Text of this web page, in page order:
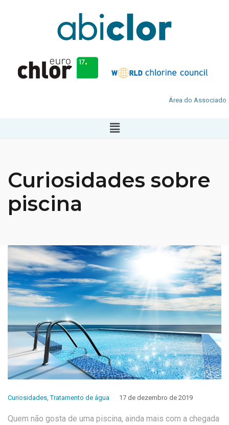
Área do Associado
Curiosidades sobre
piscina
Curiosidades ,Tratamento de água 17 de dezembro de 2019
Quem não gosta de uma piscina, ainda mais com a chegada